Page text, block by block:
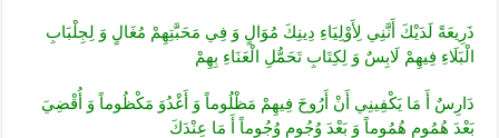
ذَرِيعَةً لَدَيْكَ أَنَّنِي لِأَوْلِيَاءِ دِينِكَ مُوَالٍ وَ فِي مَحَبَّتِهِمْ مُغَالٍ وَ لِجِلْبَابِ
الْبَلَاءِ فِيهِمْ لَابِسٌ وَ لِكِتَابِ تَحَمُّلِ الْعَنَاءِ بِهِمْ
دَارِسٌ أَ مَا يَكْفِينِي أَنْ أَرُوحَ فِيهِمْ مَظْلُوماً وَ أَغْدُوَ مَكْظُوماً وَ أُقْضِيَ
بَعْدَ هُمُومٍ هُمُوماً وَ بَعْدَ وُجُومٍ وُجُوماً أَ مَا عِنْدَكَ